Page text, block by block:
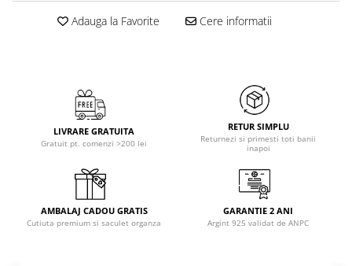
Adauga la Favorite Cere informatii
LIVRARE GRATUITA
Gratuit pt. comenzi >200 lei
RETUR SIMPLU
Returnezi si primesti toti banii
inapoi
AMBALAJ CADOU GRATIS
Cutiuta premium si saculet organza
GARANTIE 2 ANI
Argint 925 validat de ANPC